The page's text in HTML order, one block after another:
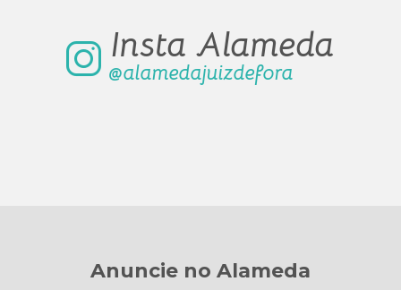
Insta Alameda
@alamedajuizdefora
Anuncie no Alameda